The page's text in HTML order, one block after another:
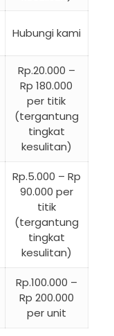
Hubungi kami
Rp.20.000 –
Rp 180.000
per titik
(tergantung
tingkat
kesulitan)
Rp.5.000 – Rp
90.000 per
titik
(tergantung
tingkat
kesulitan)
Rp.100.000 –
Rp 200.000
per unit